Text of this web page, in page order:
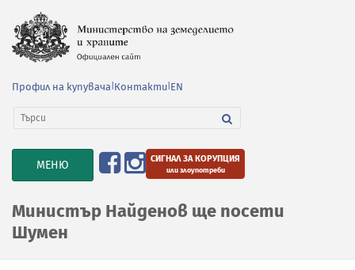
Профил на купувача Контакти EN
TOGGLE
NAVIGATION
МЕНЮ СИГНАЛ ЗА КОРУПЦИЯ
или злоупотреби
Министър Найденов ще посети
Шумен